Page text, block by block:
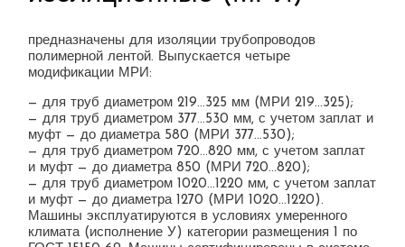
предназначены для изоляции трубопроводов
полимерной лентой. Выпускается четыре
модификации МРИ:
— для труб диаметром 219…325 мм (МРИ 219…325);
— для труб диаметром 377…530 мм, с учетом заплат и
муфт — до диаметра 580 (МРИ 377…530);
— для труб диаметром 720…820 мм, с учетом заплат
и муфт — до диаметра 850 (МРИ 720…820);
— для труб диаметром 1020…1220 мм, с учетом заплат
и муфт — до диаметра 1270 (МРИ 1020…1220).
Машины эксплуатируются в условиях умеренного
климата (исполнение У) категории размещения 1 по